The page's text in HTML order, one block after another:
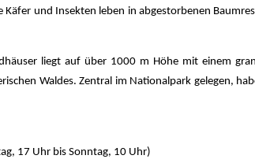
Käfer und Insekten leben in abgestorbenen
liegt auf über 1000 m Höhe mit einem
Waldes. Zentral im Nationalpark gelegen,
17 Uhr bis Sonntag, 10 Uhr)